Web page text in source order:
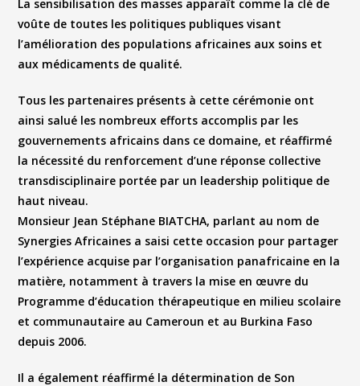
La sensibilisation des masses apparaît comme la clé de
voûte de toutes les politiques publiques visant
l’amélioration des populations africaines aux soins et
aux médicaments de qualité.
Tous les partenaires présents à cette cérémonie ont
ainsi salué les nombreux efforts accomplis par les
gouvernements africains dans ce domaine, et réaffirmé
la nécessité du renforcement d’une réponse collective
transdisciplinaire portée par un leadership politique de
haut niveau.
Monsieur Jean Stéphane BIATCHA, parlant au nom de
Synergies Africaines a saisi cette occasion pour partager
l’expérience acquise par l’organisation panafricaine en la
matière, notamment à travers la mise en œuvre du
Programme d’éducation thérapeutique en milieu scolaire
et communautaire au Cameroun et au Burkina Faso
depuis 2006.
Il a également réaffirmé la détermination de Son